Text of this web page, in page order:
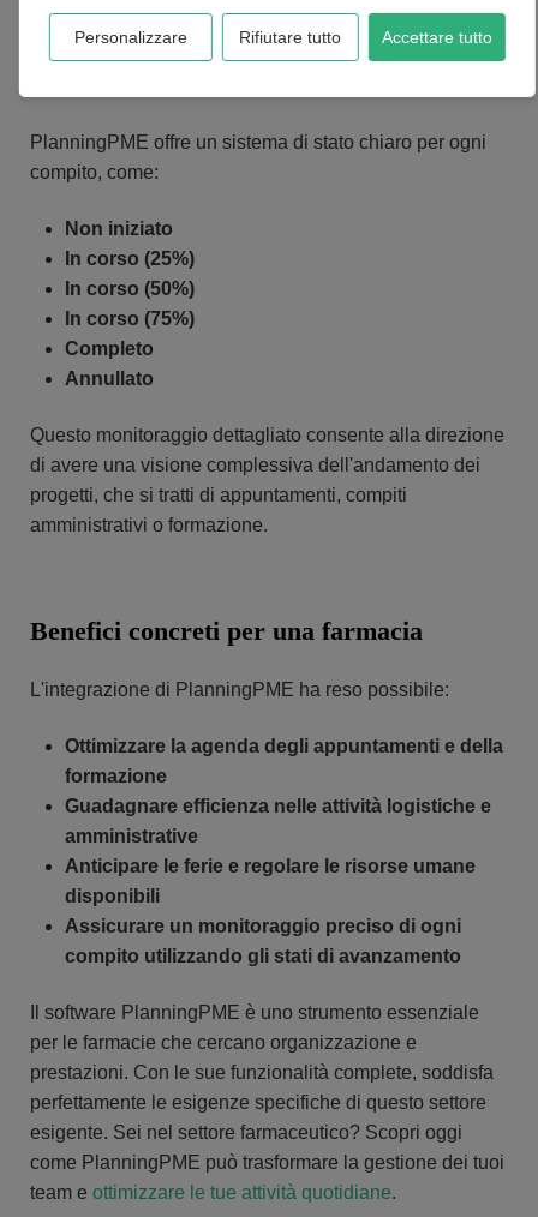
Risparmia tempo e guadagna visibilità
con le informazioni sullo stato delle
PlanningPME offre un sistema di stato chiaro per ogni
compito, come:
Non iniziato
In corso (25%)
In corso (50%)
In corso (75%)
Completo
Annullato
Questo monitoraggio dettagliato consente alla direzione
di avere una visione complessiva dell'andamento dei
progetti, che si tratti di appuntamenti, compiti
amministrativi o formazione.
Benefici concreti per una farmacia
L'integrazione di PlanningPME ha reso possibile:
Ottimizzare la agenda degli appuntamenti e della
formazione
Guadagnare efficienza nelle attività logistiche e
amministrative
Anticipare le ferie e regolare le risorse umane
disponibili
Assicurare un monitoraggio preciso di ogni
compito utilizzando gli stati di avanzamento
Il software PlanningPME è uno strumento essenziale
per le farmacie che cercano organizzazione e
prestazioni. Con le sue funzionalità complete, soddisfa
perfettamente le esigenze specifiche di questo settore
esigente. Sei nel settore farmaceutico? Scopri oggi
come PlanningPME può trasformare la gestione dei tuoi
team e ottimizzare le tue attività quotidiane.
Personalizzare Rifiutare tutto Accettare tutto